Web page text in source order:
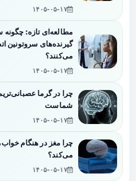
۱۴۰۵-۰۵-۱۷
مطالعه‌ای تازه: چگونه
گیرنده‌های سروتونین
می‌کنند؟
۱۴۰۵-۰۵-۱۷
چرا در گرما
شماست
۱۴۰۵-۰۵-۱۷
چرا مغز در هنگام
می‌کند؟
۱۴۰۵-۰۵-۱۷